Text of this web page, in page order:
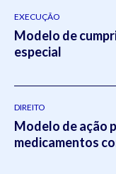
EXECUÇÃO
Modelo de
especial
DIREITO
Modelo de ação
medicamentos